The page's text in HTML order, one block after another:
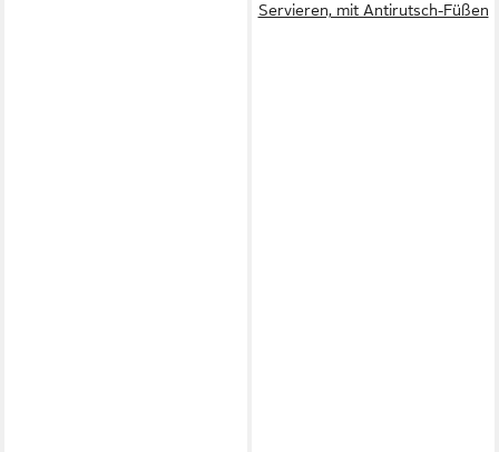
Servieren, mit Antirutsch-Füßen